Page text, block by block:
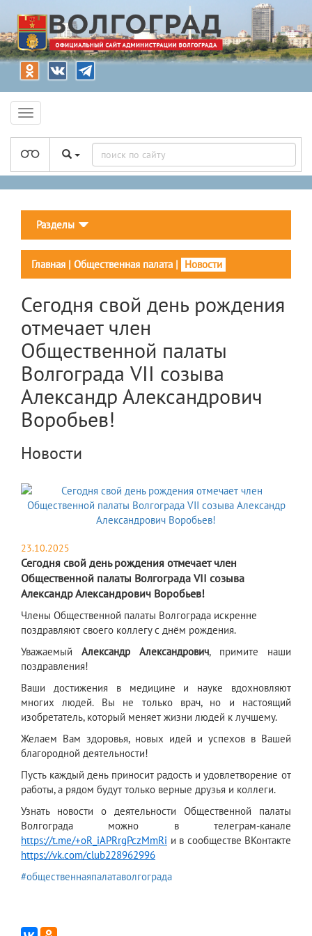
Разделы
Главная | Общественная палата | Новости
Сегодня свой день рождения
отмечает член
Общественной палаты
Волгограда VII созыва
Александр Александрович
Воробьев!
Новости
23.10.2025
Сегодня свой день рождения отмечает член
Общественной палаты Волгограда VII созыва
Александр Александрович Воробьев!
​Члены Общественной палаты Волгограда искренне
поздравляют своего коллегу с днём рождения.
Уважаемый Александр Александрович, примите наши
поздравления!
Ваши достижения в медицине и науке вдохновляют
многих людей. Вы не только врач, но и настоящий
изобретатель, который меняет жизни людей к лучшему.
Желаем Вам здоровья, новых идей и успехов в Вашей
благородной деятельности!
Пусть каждый день приносит радость и удовлетворение от
работы, а рядом будут только верные друзья и коллеги.
Узнать новости о деятельности Общественной палаты
Волгограда можно в телеграм-канале
https://t.me/+oR_iAPRrgPczMmRi и в сообществе ВКонтакте
https://vk.com/club228962996
#общественнаяпалатаволгограда